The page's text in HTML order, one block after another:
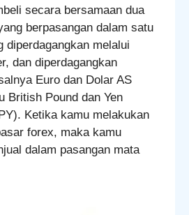
secara bersamaan dua
berpasangan dalam satu
diperdagangkan melalui
dan diperdagangkan
Euro dan Dolar AS
British Pound dan Yen
Ketika kamu melakukan
forex, maka kamu
dalam pasangan mata